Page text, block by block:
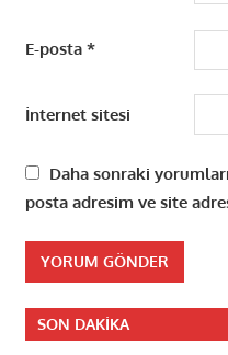
E-posta *
İnternet sitesi
Daha sonraki
posta adresim ve site
SON DAKIKA